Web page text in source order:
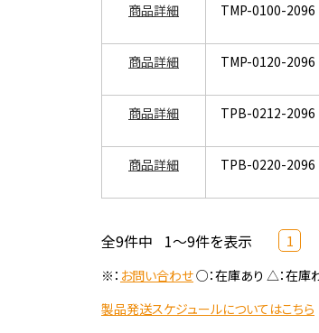
商品詳細 TMP-0100-2096
商品詳細 TMP-0120-2096
商品詳細 TPB-0212-2096
商品詳細 TPB-0220-2096
全9件中 1～9件を表示 1
※： お問い合わせ○：在庫あり △：在庫
製品発送スケジュールについてはこちら